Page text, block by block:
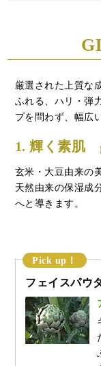
厳選された上質な
ふれる、ハリ・弾
プを問わず、幅広
1. 輝く素肌
玄米・大豆由来の
天然由来の保湿成
へと導きます。
Pick up！
フェイスパウ